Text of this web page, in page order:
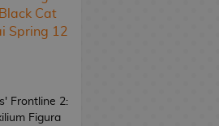
Frontline 2:
Figura